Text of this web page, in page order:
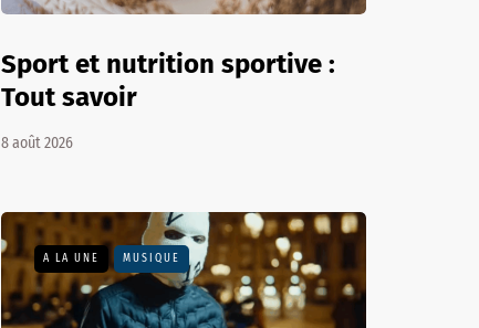
Sport et nutrition sportive :
Tout savoir
8 août 2026
A LA UNE MUSIQUE